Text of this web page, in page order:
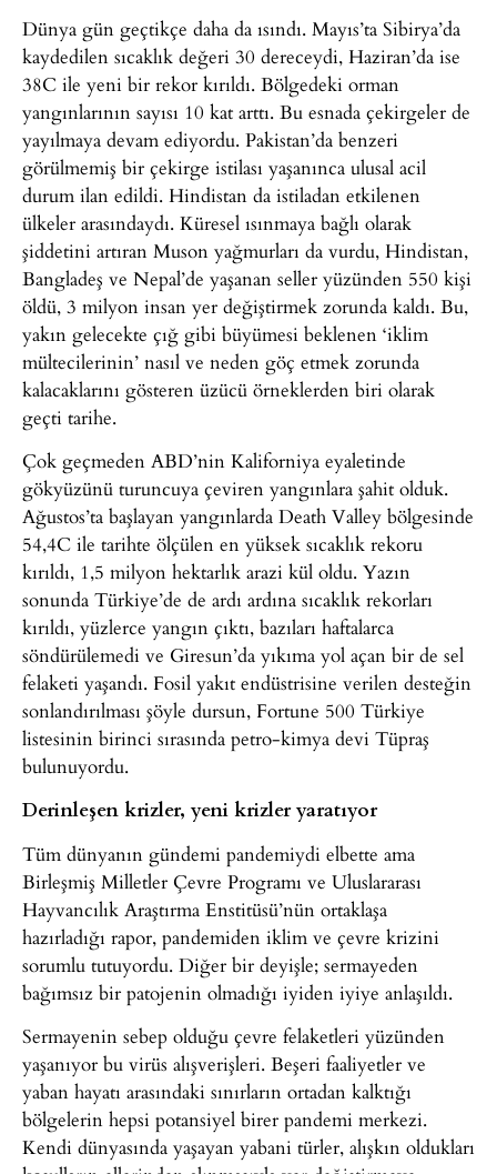
Dünya gün geçtikçe daha da ısındı. Mayıs’ta Sibirya’da
kaydedilen sıcaklık değeri 30 dereceydi, Haziran’da ise
38C ile yeni bir rekor kırıldı. Bölgedeki orman
yangınlarının sayısı 10 kat arttı. Bu esnada çekirgeler de
yayılmaya devam ediyordu. Pakistan’da benzeri
görülmemiş bir çekirge istilası yaşanınca ulusal acil
durum ilan edildi. Hindistan da istiladan etkilenen
ülkeler arasındaydı. Küresel ısınmaya bağlı olarak
şiddetini artıran Muson yağmurları da vurdu, Hindistan,
Bangladeş ve Nepal’de yaşanan seller yüzünden 550 kişi
öldü, 3 milyon insan yer değiştirmek zorunda kaldı. Bu,
yakın gelecekte çığ gibi büyümesi beklenen ‘iklim
mültecilerinin’ nasıl ve neden göç etmek zorunda
kalacaklarını gösteren üzücü örneklerden biri olarak
geçti tarihe.
Çok geçmeden ABD’nin Kaliforniya eyaletinde
gökyüzünü turuncuya çeviren yangınlara şahit olduk.
Ağustos’ta başlayan yangınlarda Death Valley bölgesinde
54,4C ile tarihte ölçülen en yüksek sıcaklık rekoru
kırıldı, 1,5 milyon hektarlık arazi kül oldu. Yazın
sonunda Türkiye’de de ardı ardına sıcaklık rekorları
kırıldı, yüzlerce yangın çıktı, bazıları haftalarca
söndürülemedi ve Giresun’da yıkıma yol açan bir de sel
felaketi yaşandı. Fosil yakıt endüstrisine verilen desteğin
sonlandırılması şöyle dursun, Fortune 500 Türkiye
listesinin birinci sırasında petro-kimya devi Tüpraş
bulunuyordu.
Derinleşen krizler, yeni krizler yaratıyor
Tüm dünyanın gündemi pandemiydi elbette ama
Birleşmiş Milletler Çevre Programı ve Uluslararası
Hayvancılık Araştırma Enstitüsü’nün ortaklaşa
hazırladığı rapor, pandemiden iklim ve çevre krizini
sorumlu tutuyordu. Diğer bir deyişle; sermayeden
bağımsız bir patojenin olmadığı iyiden iyiye anlaşıldı.
Sermayenin sebep olduğu çevre felaketleri yüzünden
yaşanıyor bu virüs alışverişleri. Beşeri faaliyetler ve
yaban hayatı arasındaki sınırların ortadan kalktığı
bölgelerin hepsi potansiyel birer pandemi merkezi.
Kendi dünyasında yaşayan yabani türler, alışkın oldukları